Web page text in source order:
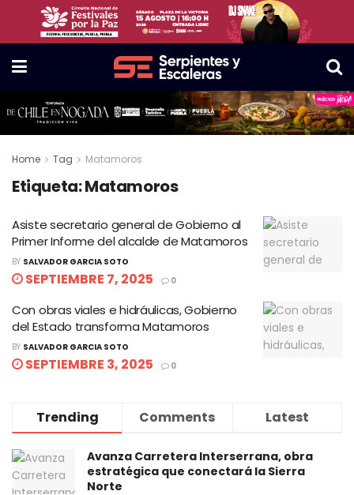
Home Tag Matamoros
Etiqueta:Matamoros
Asiste secretario general de Gobierno al
Primer Informe del alcalde de Matamoros
BY SALVADOR GARCIA SOTO
SEPTIEMBRE 7, 2025 0
Con obras viales e hidráulicas, Gobierno
del Estado transforma Matamoros
BY SALVADOR GARCIA SOTO
SEPTIEMBRE 3, 2025 0
Trending Comments Latest
Avanza Carretera Interserrana, obra
estratégica que conectará la Sierra
Norte